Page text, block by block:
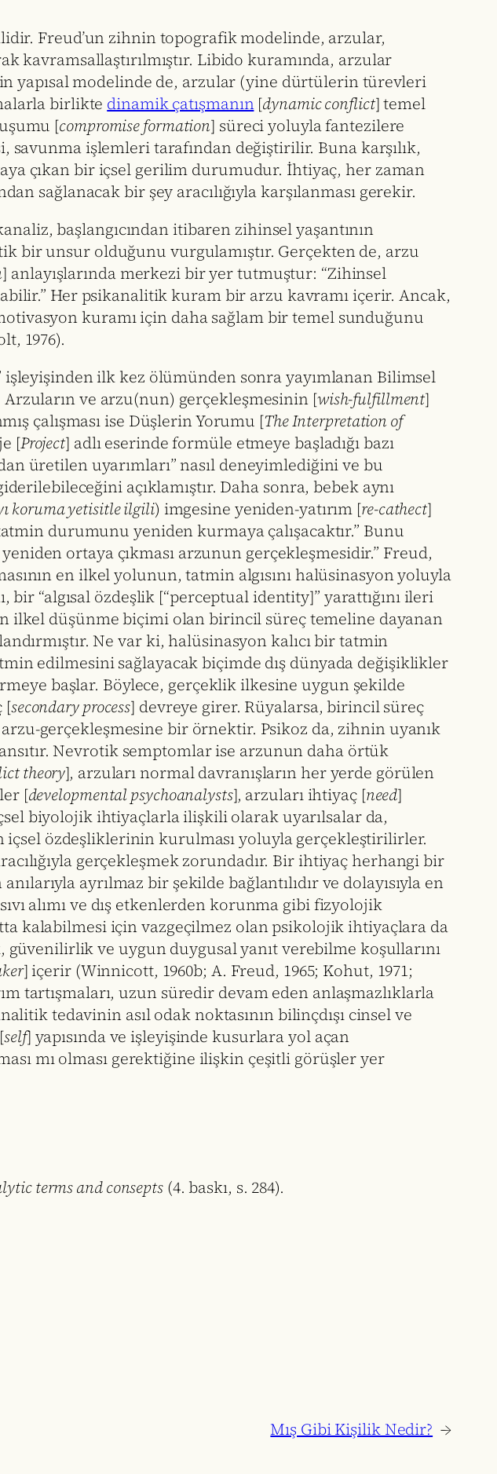
Freud’un zihnin topografik modelinde, arzular,
kavramsallaştırılmıştır. Libido kuramında, arzular
yapısal modelinde de, arzular (yine dürtülerin türevleri
birlikte dinamik çatışmanın[dynamic conflict] temel
[compromise formation] süreci yoluyla fantezilere
işlemleri tarafından değiştirilir. Buna karşılık,
çıkan bir içsel gerilim durumudur. İhtiyaç, her zaman
sağlanacak bir şey aracılığıyla karşılanması gerekir.
başlangıcından itibaren zihinsel yaşantının
bir unsur olduğunu vurgulamıştır. Gerçekten de, arzu
] anlayışlarında merkezi bir yer tutmuştur: “Zihinsel
Her psikanalitik kuram bir arzu kavramı içerir. Ancak,
kuramı için daha sağlam bir temel sunduğunu
1976).
işleyişinden ilk kez ölümünden sonra yayımlanan Bilimsel
Arzuların ve arzu(nun) gerçekleşmesinin [wish-fulfillment]
çalışması ise Düşlerin Yorumu [The Interpretation of
[Project] adlı eserinde formüle etmeye başladığı bazı
üretilen uyarımları” nasıl deneyimlediğini ve bu
açıklamıştır. Daha sonra, bebek aynı
koruma yetisitle ilgili) imgesine yeniden-yatırım [re-cathect]
durumunu yeniden kurmaya çalışacaktır.” Bunu
ortaya çıkması arzunun gerçekleşmesidir.” Freud,
en ilkel yolunun, tatmin algısını halüsinasyon yoluyla
“algısal özdeşlik [“perceptual identity]” yarattığını ileri
ilkel düşünme biçimi olan birincil süreç temeline dayanan
Ne var ki, halüsinasyon kalıcı bir tatmin
edilmesini sağlayacak biçimde dış dünyada değişiklikler
başlar. Böylece, gerçeklik ilkesine uygun şekilde
[secondary process] devreye girer. Rüyalarsa, birincil süreç
gerçekleşmesine bir örnektir. Psikoz da, zihnin uyanık
Nevrotik semptomlar ise arzunun daha örtük
theory], arzuları normal davranışların her yerde görülen
[developmental psychoanalysts], arzuları ihtiyaç [need]
biyolojik ihtiyaçlarla ilişkili olarak uyarılsalar da,
içsel özdeşliklerinin kurulması yoluyla gerçekleştirilirler.
gerçekleşmek zorundadır. Bir ihtiyaç herhangi bir
ayrılmaz bir şekilde bağlantılıdır ve dolayısıyla en
alımı ve dış etkenlerden korunma gibi fizyolojik
kalabilmesi için vazgeçilmez olan psikolojik ihtiyaçlara da
ve uygun duygusal yanıt verebilme koşullarını
] içerir (Winnicott, 1960b; A. Freud, 1965; Kohut, 1971;
tartışmaları, uzun süredir devam eden anlaşmazlıklarla
tedavinin asıl odak noktasının bilinçdışı cinsel ve
self] yapısında ve işleyişinde kusurlara yol açan
mı olması gerektiğine ilişkin çeşitli görüşler yer
terms and consepts(4. baskı, s. 284).
Mış Gibi Kişilik Nedir? →